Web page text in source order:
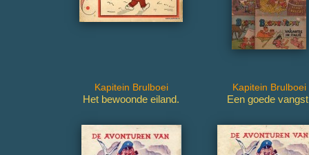
Kapitein Brulboei
Het bewoonde eiland.
Kapitein Brulboei
Een goede